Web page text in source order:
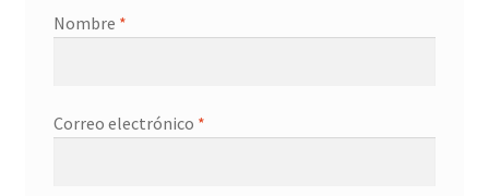
Nombre *
Correo electrónico *